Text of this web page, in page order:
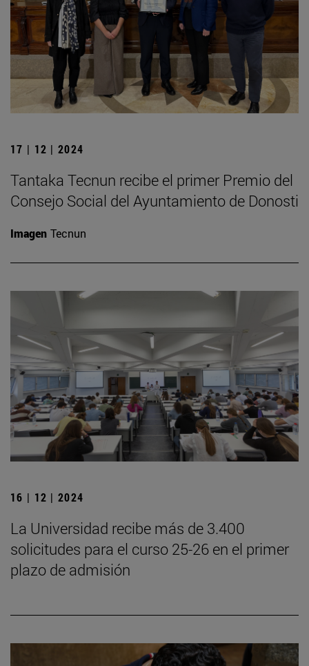
17 | 12 | 2024
Tantaka Tecnun recibe el primer Premio del
Consejo Social del Ayuntamiento de Donosti
Imagen Tecnun
16 | 12 | 2024
La Universidad recibe más de 3.400
solicitudes para el curso 25-26 en el primer
plazo de admisión